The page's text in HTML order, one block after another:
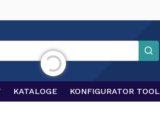
KATALOGE KONFIGURATOR TOOL
läuft ...